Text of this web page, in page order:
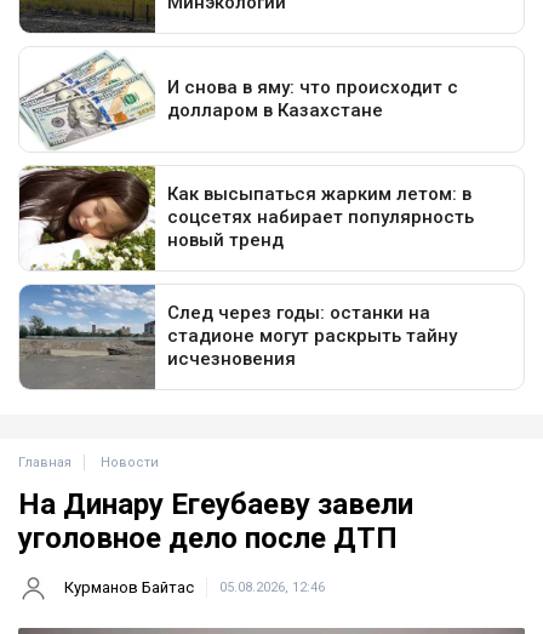
Главная Новости
На Динару Егеубаеву завели
уголовное дело после ДТП
Курманов Байтас 05.08.2026, 12:46